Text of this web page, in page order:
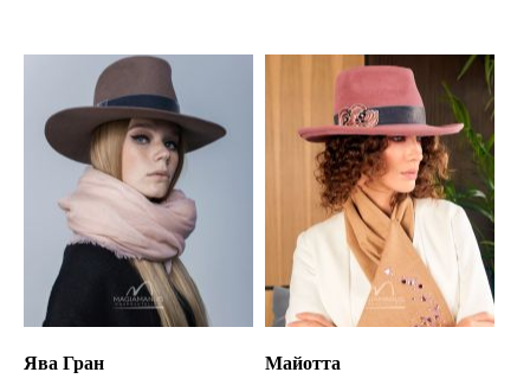
Ява Гран Майотта